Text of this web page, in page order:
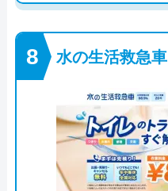
水の生活救急車